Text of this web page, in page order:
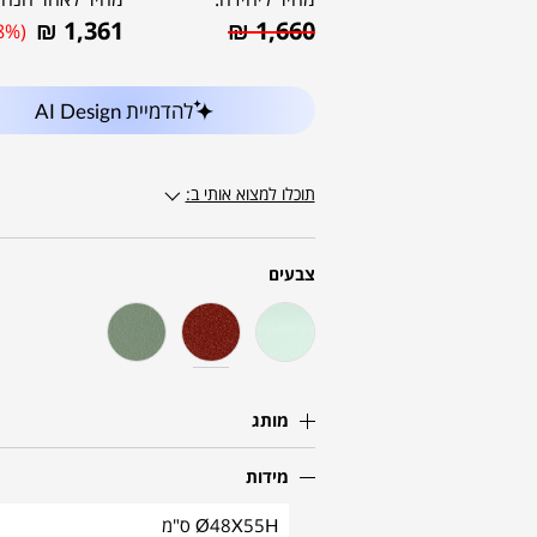
₪1,660
₪ 1,361
להדמיית AI Design
תוכלו למצוא אותי ב:
צבעים
מותג
מידות
Ø48X55H ס"מ